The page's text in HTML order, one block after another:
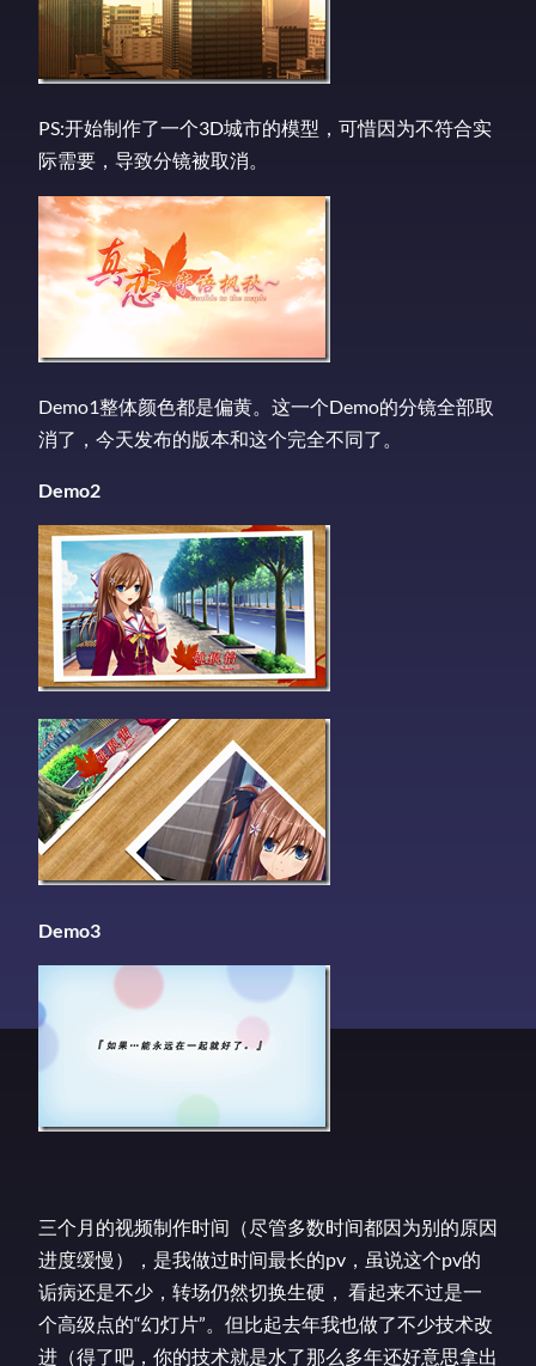
PS:开始制作了一个3D城市的模型，可惜因为不符合实
际需要，导致分镜被取消。
Demo1整体颜色都是偏黄。这一个Demo的分镜全部取
消了，今天发布的版本和这个完全不同了。
Demo2
Demo3
三个月的视频制作时间（尽管多数时间都因为别的原因
进度缓慢），是我做过时间最长的pv，虽说这个pv的
诟病还是不少，转场仍然切换生硬， 看起来不过是一
个高级点的“幻灯片”。但比起去年我也做了不少技术改
进（得了吧，你的技术就是水了那么多年还好意思拿出